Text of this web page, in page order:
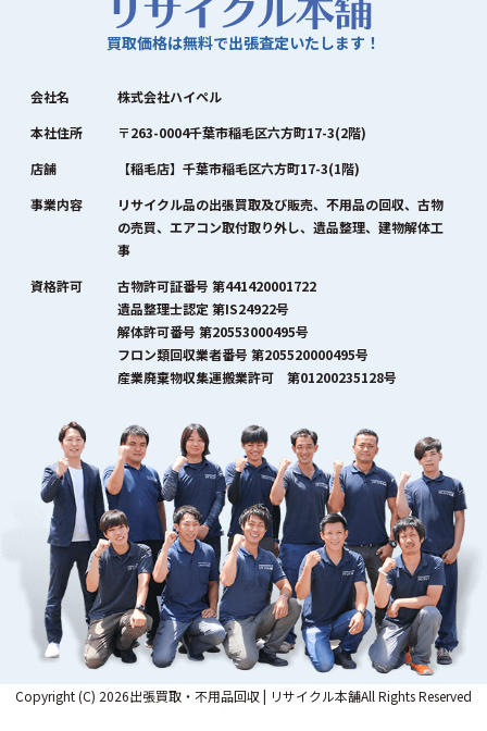
買取価格は無料で出張査定いたします！
会社名
株式会社ハイペル
本社住所
〒263-0004千葉市稲毛区六方町17-3(2階)
店舗
【稲毛店】千葉市稲毛区六方町17-3(1階)
事業内容
リサイクル品の出張買取及び販売、不用品の回収、古物
の売買、エアコン取付取り外し、遺品整理、建物解体工
事
資格許可
古物許可証番号 第441420001722
遺品整理士認定 第IS24922号
解体許可番号 第20553000495号
フロン類回収業者番号 第205520000495号
産業廃棄物収集運搬業許可 第01200235128号
Copyright (C) 2026出張買取・不用品回収 | リサイクル本舗All Rights Reserved